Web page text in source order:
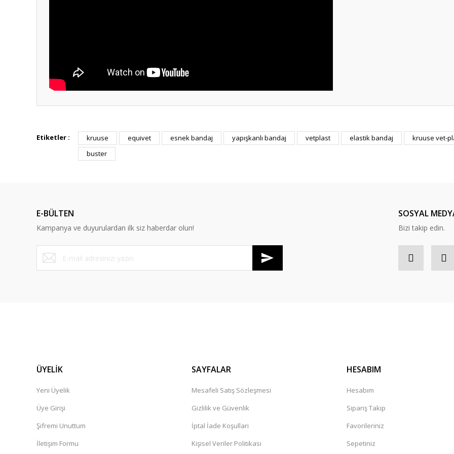
Bu ürüne ilk yorumu siz yapın!
P... K... | 26/07/2026
Etiketler : kruuse equivet esnek bandaj yapışkanlı bandaj vetplast elastik bandaj kruuse vet-
buster
E-BÜLTEN
Kampanya ve duyurulardan ilk siz haberdar olun!
SOSYAL
Bizi takip edin.
ÜYELİK
Yeni Üyelik
Üye Girişi
Şifremi Unuttum
İletişim Formu
SAYFALAR
Mesafeli Satış Sözleşmesi
Gizlilik ve Güvenlik
İptal İade Koşullari
Kişisel Veriler Politikası
HESABIM
Hesabım
Sipariş Takip
Favorileriniz
Sepetiniz